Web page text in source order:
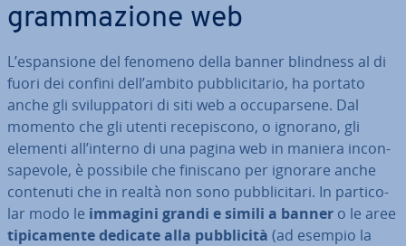
gram­ma­zio­ne web
L’espan­sio­ne del fenomeno della banner blindness al di
fuori dei confini dell’ambito pub­bli­ci­ta­rio, ha portato
anche gli svi­lup­pa­to­ri di siti web a oc­cu­par­se­ne. Dal
momento che gli utenti re­ce­pi­sco­no, o ignorano, gli
elementi all’interno di una pagina web in maniera in­con­
sa­pe­vo­le, è possibile che finiscano per ignorare anche
contenuti che in realtà non sono pub­bli­ci­ta­ri. In par­ti­co­
lar modo le immagini grandi e simili a banner o le aree
ti­pi­ca­men­te dedicate alla pub­bli­ci­tà (ad esempio la